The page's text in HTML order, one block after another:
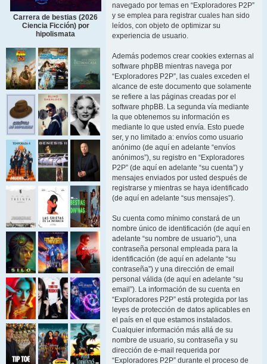
Carrera de bestias (2026
Ciencia Ficción) por
hipolismata
navegado por temas en “Exploradores P2P”
y se emplea para registrar cuales han sido
leídos, con objeto de optimizar su
experiencia de usuario.
Además podemos crear cookies externas al
software phpBB mientras navega por
“Exploradores P2P”, las cuales exceden el
alcance de este documento que solamente
se refiere a las páginas creadas por el
software phpBB. La segunda vía mediante
la que obtenemos su información es
mediante lo que usted envía. Esto puede
ser, y no limitado a: envíos como usuario
anónimo (de aquí en adelante “envíos
anónimos”), su registro en “Exploradores
P2P” (de aquí en adelante “su cuenta”) y
mensajes enviados por usted después de
registrarse y mientras se haya identificado
(de aquí en adelante “sus mensajes”).
Su cuenta como mínimo constará de un
nombre único de identificación (de aquí en
adelante “su nombre de usuario”), una
contraseña personal empleada para la
identificación (de aquí en adelante “su
contraseña”) y una dirección de email
personal válida (de aquí en adelante “su
email”). La información de su cuenta en
“Exploradores P2P” está protegida por las
leyes de protección de datos aplicables en
el país en el que estamos instalados.
Cualquier información más allá de su
nombre de usuario, su contraseña y su
dirección de e-mail requerida por
“Exploradores P2P” durante el proceso de